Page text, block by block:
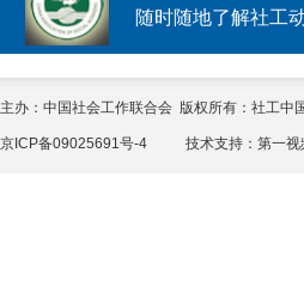
随时随地了解社工
主办：中国社会工作联合会 版权所有：社工
京ICP备09025691号-4 技术支持： 第一视